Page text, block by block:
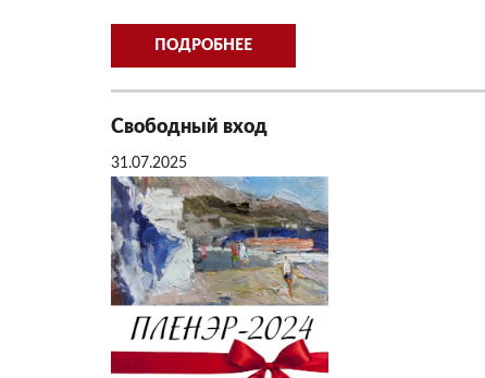
ПОДРОБНЕЕ
Свободный вход
31.07.2025